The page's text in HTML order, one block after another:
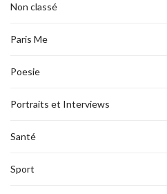
Non classé
Paris Me
Poesie
Portraits et Interviews
Santé
Sport